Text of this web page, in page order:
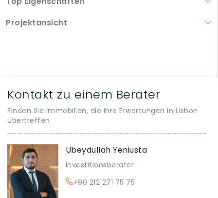
Projektansicht
Kontakt zu einem Berater
Finden Sie Immobilien, die Ihre Erwartungen in Lisbon
übertreffen
Ubeydullah Yeniusta
Investitionsberater
+90 212 271 75 75